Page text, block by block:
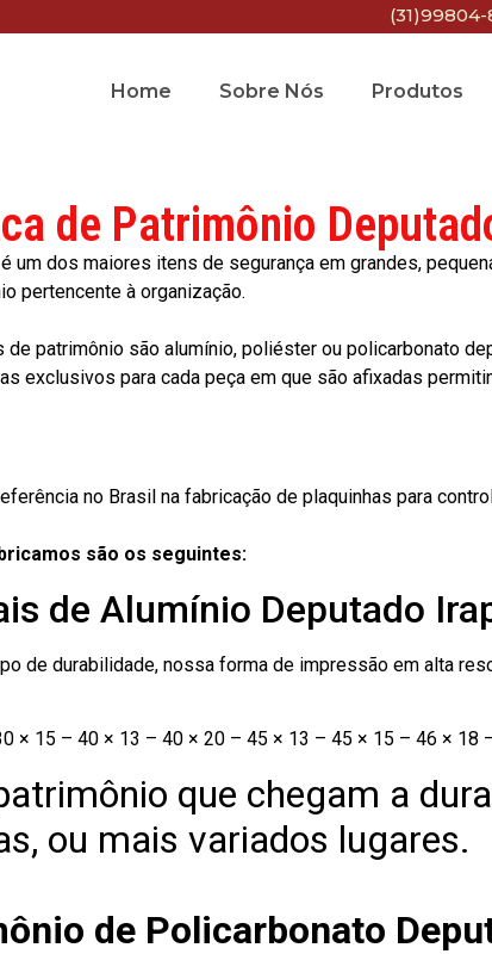
(31)99804-
Home Sobre Nós Produtos
de Patrimônio
um dos maiores itens de segurança em grandes,
pertencente à organização.
patrimônio são alumínio, poliéster ou policarbonato
exclusivos para cada peça em que são afixadas
no Brasil na fabricação de plaquinhas para
são os seguintes:
de Alumínio Deputado
de durabilidade, nossa forma de impressão em alta
× 15 – 40 × 13 – 40 × 20 – 45 × 13 – 45 × 15 – 46 × 18
que chegam a
ou mais variados lugares.
de Policarbonato